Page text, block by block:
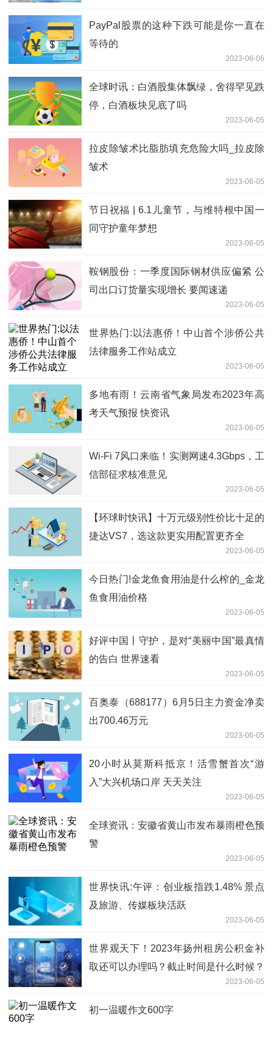
PayPal股票的这种下跌可能是你一直在
等待的
2023-06-06
全球时讯：白酒股集体飘绿，舍得罕见跌
停，白酒板块见底了吗
2023-06-05
拉皮除皱术比脂肪填充危险大吗_拉皮除
皱术
2023-06-05
节日祝福 | 6.1儿童节，与维特根中国一
同守护童年梦想
2023-06-05
鞍钢股份：一季度国际钢材供应偏紧 公
司出口订货量实现增长 要闻速递
2023-06-05
世界热门:以法惠侨！中山首个涉侨公共
法律服务工作站成立
2023-06-05
多地有雨！云南省气象局发布2023年高
考天气预报 快资讯
2023-06-05
Wi-Fi 7风口来临！实测网速4.3Gbps，工
信部征求核准意见
2023-06-05
【环球时快讯】十万元级别性价比十足的
捷达VS7，选这款更实用配置更齐全
2023-06-05
今日热门!金龙鱼食用油是什么榨的_金龙
鱼食用油价格
2023-06-05
好评中国丨守护，是对“美丽中国”最真情
的告白 世界速看
2023-06-05
百奥泰（688177）6月5日主力资金净卖
出700.46万元
2023-06-05
20小时从莫斯科抵京！活雪蟹首次“游
入”大兴机场口岸 天天关注
2023-06-05
全球资讯：安徽省黄山市发布暴雨橙色预
警
2023-06-05
世界快讯:午评：创业板指跌1.48% 景点
及旅游、传媒板块活跃
2023-06-05
世界观天下！2023年扬州租房公积金补
取还可以办理吗？截止时间是什么时候？
2023-06-05
初一温暖作文600字